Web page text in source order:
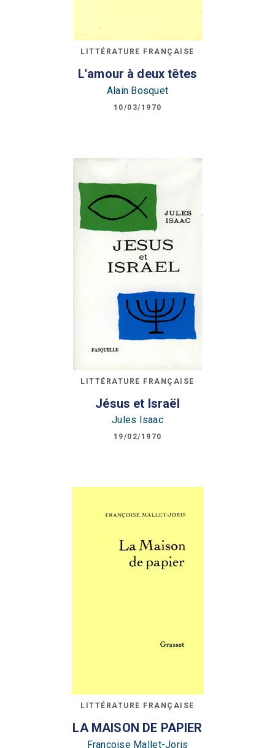
LITTÉRATURE FRANÇAISE
L'amour à deux têtes
Alain Bosquet
10/03/1970
LITTÉRATURE FRANÇAISE
Jésus et Israël
Jules Isaac
19/02/1970
LITTÉRATURE FRANÇAISE
LA MAISON DE PAPIER
Françoise Mallet-Joris